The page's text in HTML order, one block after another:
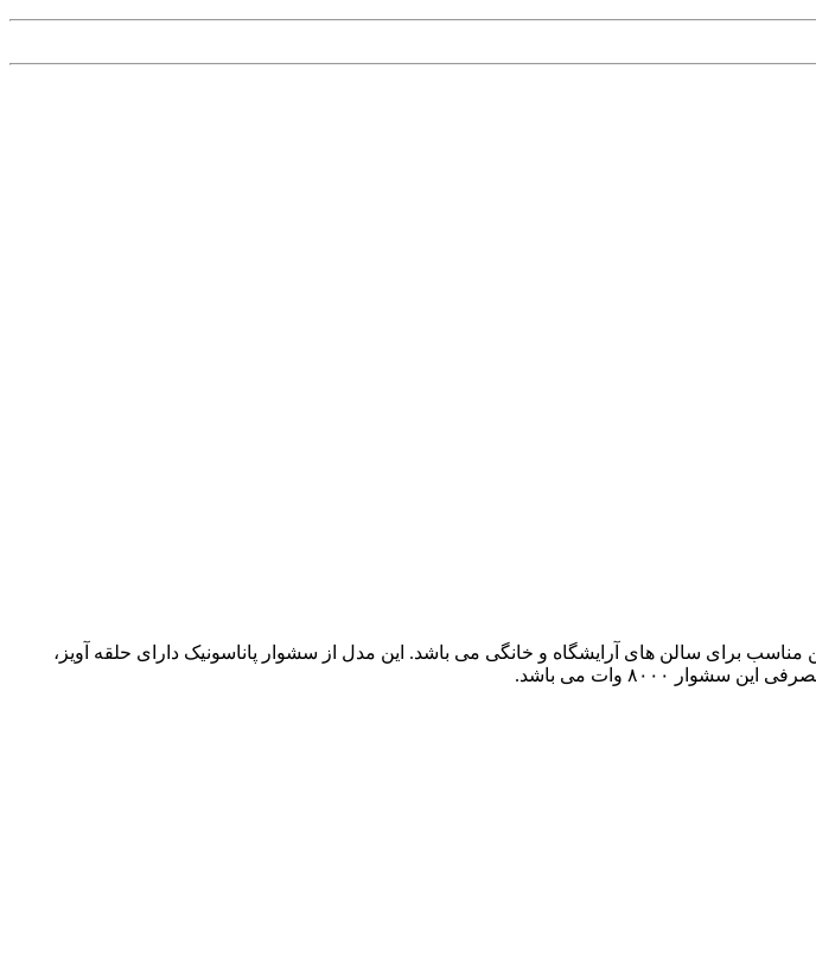
سنگین مناسب برای سالن های آرایشگاه و خانگی می باشد. این مدل از سشوار پاناسونیک دارای حلقه آویز،